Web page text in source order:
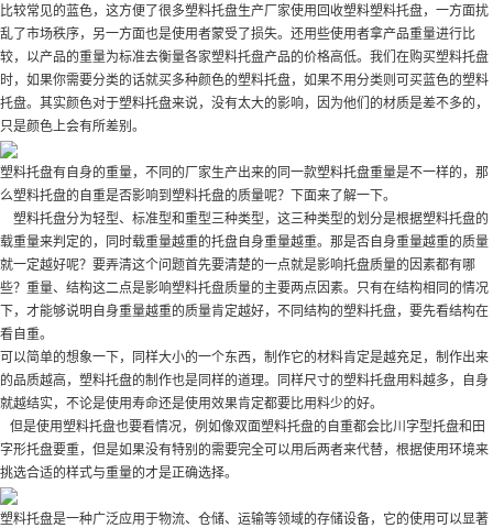
比较常见的蓝色，这方便了很多塑料托盘生产厂家使用回收塑料塑料托盘，一方面扰
乱了市场秩序，另一方面也是使用者蒙受了损失。还用些使用者拿产品重量进行比
较，以产品的重量为标准去衡量各家塑料托盘产品的价格高低。我们在购买塑料托盘
时，如果你需要分类的话就买多种颜色的塑料托盘，如果不用分类则可买蓝色的塑料
托盘。其实颜色对于塑料托盘来说，没有太大的影响，因为他们的材质是差不多的，
只是颜色上会有所差别。
塑料托盘有自身的重量，不同的厂家生产出来的同一款塑料托盘重量是不一样的，那
么塑料托盘的自重是否影响到塑料托盘的质量呢？下面来了解一下。
塑料托盘分为轻型、标准型和重型三种类型，这三种类型的划分是根据塑料托盘的
载重量来判定的，同时载重量越重的托盘自身重量越重。那是否自身重量越重的质量
就一定越好呢？要弄清这个问题首先要清楚的一点就是影响托盘质量的因素都有哪
些？重量、结构这二点是影响塑料托盘质量的主要两点因素。只有在结构相同的情况
下，才能够说明自身重量越重的质量肯定越好，不同结构的塑料托盘，要先看结构在
看自重。
可以简单的想象一下，同样大小的一个东西，制作它的材料肯定是越充足，制作出来
的品质越高，塑料托盘的制作也是同样的道理。同样尺寸的塑料托盘用料越多，自身
就越结实，不论是使用寿命还是使用效果肯定都要比用料少的好。
但是使用塑料托盘也要看情况，例如像双面塑料托盘的自重都会比川字型托盘和田
字形托盘要重，但是如果没有特别的需要完全可以用后两者来代替，根据使用环境来
挑选合适的样式与重量的才是正确选择。
塑料托盘是一种广泛应用于物流、仓储、运输等领域的存储设备，它的使用可以显著